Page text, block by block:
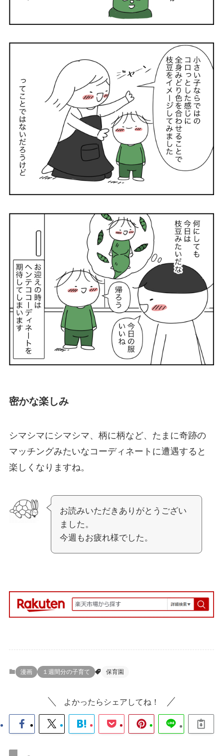
密かな楽しみ
シマシマにシマシマ、柄に柄など、たまに奇跡の
マッチングみたいなコーディネートに遭遇すると
楽しくなりますね。
お読みいただきありがとうござい
ました。
今週もお疲れ様でした。
漫画 １週間分の子育て 保育園
よかったらシェアしてね！